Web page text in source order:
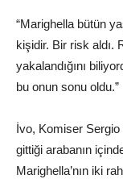
“Marighella bütün
kişidir. Bir risk aldı.
yakalandığını
bu onun sonu oldu.”
İvo, Komiser Sergio
gittiği arabanın
Marighella’nın iki